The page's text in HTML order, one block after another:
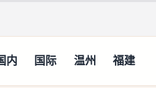
内 国际 温州 福建